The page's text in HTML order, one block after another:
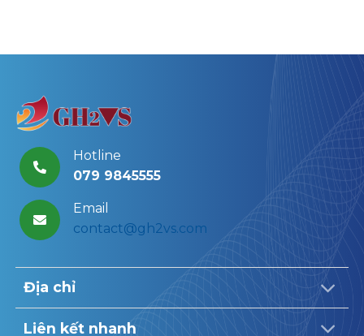
Hotline
079 9845555
Email
contact@gh2vs.com
Địa chỉ
Liên kết nhanh